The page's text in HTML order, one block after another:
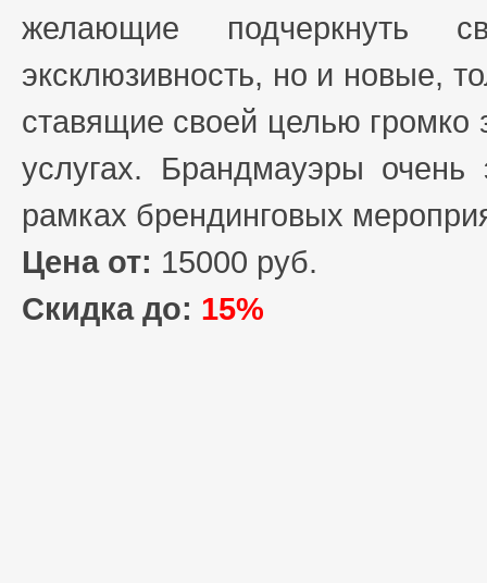
желающие подчеркнуть
эксклюзивность, но и новые,
ставящие своей целью громко
услугах. Брандмауэры
рамках брендинговых
Цена от: 15000 руб.
Скидка до: 15%